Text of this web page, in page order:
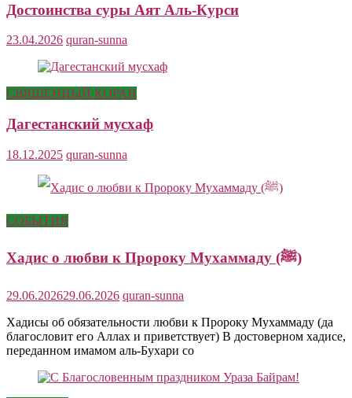
Достоинства суры Аят Аль-Курси
23.04.2026 quran-sunna
СВЯЩЕННЫЙ КОРАН
Дагестанский мусхаф
18.12.2025 quran-sunna
СОБЫТИЯ
Хадис о любви к Пророку Мухаммаду (ﷺ)
29.06.202629.06.2026 quran-sunna
Хадисы об обязательности любви к Пророку Мухаммаду (да
благословит его Аллах и приветствует) В достоверном хадисе,
переданном имамом аль-Бухари со